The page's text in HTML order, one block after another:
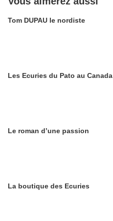
Tom DUPAU le nordiste
Les Ecuries du Pato au Canada
Le roman d’une passion
La boutique des Ecuries